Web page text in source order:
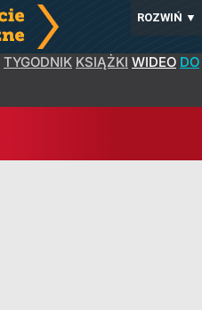
ROZWIŃ ▼
TYGODNIK KSIĄŻKI WIDEO DO